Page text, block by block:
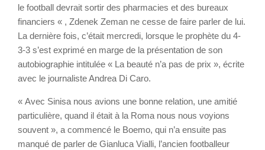
le football devrait sortir des pharmacies et des bureaux
financiers « , Zdenek Zeman ne cesse de faire parler de lui.
La dernière fois, c’était mercredi, lorsque le prophète du 4-
3-3 s’est exprimé en marge de la présentation de son
autobiographie intitulée « La beauté n’a pas de prix », écrite
avec le journaliste Andrea Di Caro.
« Avec Sinisa nous avions une bonne relation, une amitié
particulière, quand il était à la Roma nous nous voyions
souvent », a commencé le Boemo, qui n’a ensuite pas
manqué de parler de Gianluca Vialli, l’ancien footballeur